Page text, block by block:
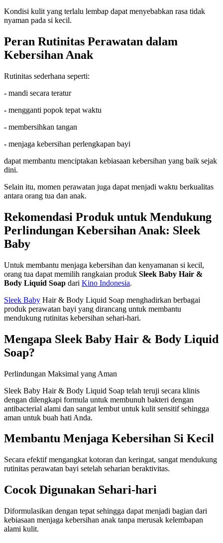
Kondisi kulit yang terlalu lembap dapat menyebabkan rasa tidak
nyaman pada si kecil.
Peran Rutinitas Perawatan dalam
Kebersihan Anak
Rutinitas sederhana seperti:
- mandi secara teratur
- mengganti popok tepat waktu
- membersihkan tangan
- menjaga kebersihan perlengkapan bayi
dapat membantu menciptakan kebiasaan kebersihan yang baik sejak
dini.
Selain itu, momen perawatan juga dapat menjadi waktu berkualitas
antara orang tua dan anak.
Rekomendasi Produk untuk Mendukung
Perlindungan Kebersihan Anak: Sleek
Baby
Untuk membantu menjaga kebersihan dan kenyamanan si kecil,
orang tua dapat memilih rangkaian produk Sleek Baby Hair &
Body Liquid Soap dari Kino Indonesia.
Sleek Baby Hair & Body Liquid Soap menghadirkan berbagai
produk perawatan bayi yang dirancang untuk membantu
mendukung rutinitas kebersihan sehari-hari.
Mengapa Sleek Baby Hair & Body Liquid
Soap?
Perlindungan Maksimal yang Aman
Sleek Baby Hair & Body Liquid Soap telah teruji secara klinis
dengan dilengkapi formula untuk membunuh bakteri dengan
antibacterial alami dan sangat lembut untuk kulit sensitif sehingga
aman untuk buah hati Anda.
Membantu Menjaga Kebersihan Si Kecil
Secara efektif mengangkat kotoran dan keringat, sangat mendukung
rutinitas perawatan bayi setelah seharian beraktivitas.
Cocok Digunakan Sehari-hari
Diformulasikan dengan tepat sehingga dapat menjadi bagian dari
kebiasaan menjaga kebersihan anak tanpa merusak kelembapan
alami kulit.